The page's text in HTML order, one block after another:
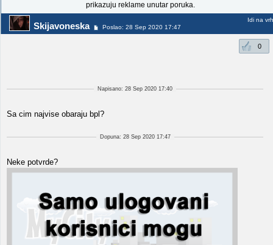
prikazuju reklame unutar poruka.
Skijavoneska Poslao: 28 Sep 2020 17:47
Idi na vrh
0
Napisano: 28 Sep 2020 17:40
Sa cim najvise obaraju bpl?
Dopuna: 28 Sep 2020 17:47
Neke potvrde?